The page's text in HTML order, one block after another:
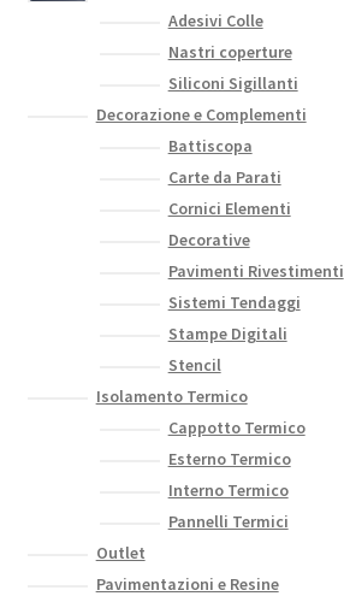
Adesivi Colle
Nastri coperture
Siliconi Sigillanti
Decorazione e Complementi
Battiscopa
Carte da Parati
Cornici Elementi
Decorative
Pavimenti Rivestimenti
Sistemi Tendaggi
Stampe Digitali
Stencil
Isolamento Termico
Cappotto Termico
Esterno Termico
Interno Termico
Pannelli Termici
Outlet
Pavimentazioni e Resine